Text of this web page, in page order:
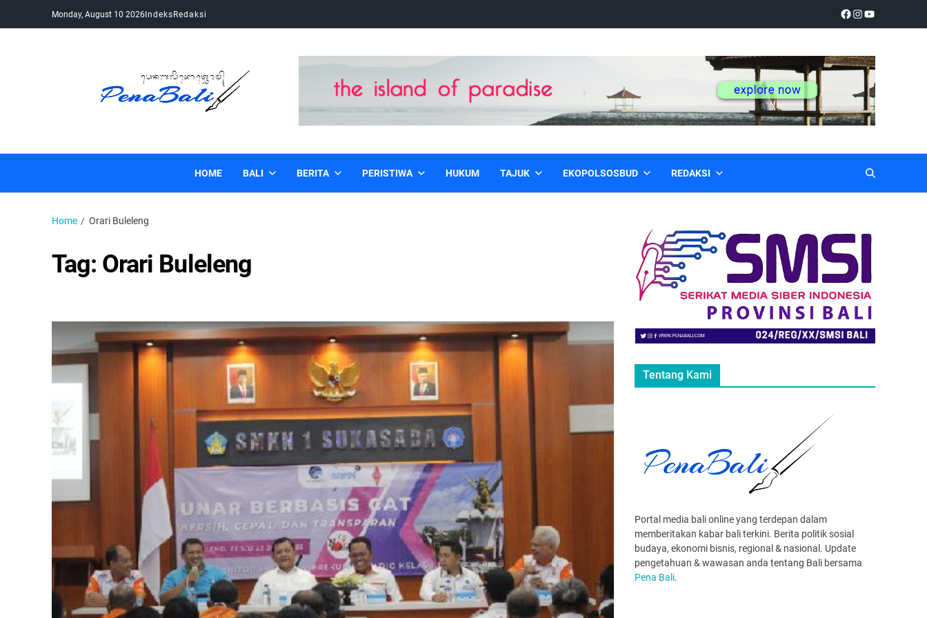
Monday, August 10 2026IndeksRedaksi
HOME BALI BERITA PERISTIWA HUKUM TAJUK EKOPOLSOSBUD REDAKSI
Home Orari Buleleng
Tag: Orari Buleleng
Tentang Kami
Portal media bali online yang terdepan dalam
memberitakan kabar bali terkini. Berita politik sosial
budaya, ekonomi bisnis, regional & nasional. Update
pengetahuan & wawasan anda tentang Bali bersama
Pena Bali.